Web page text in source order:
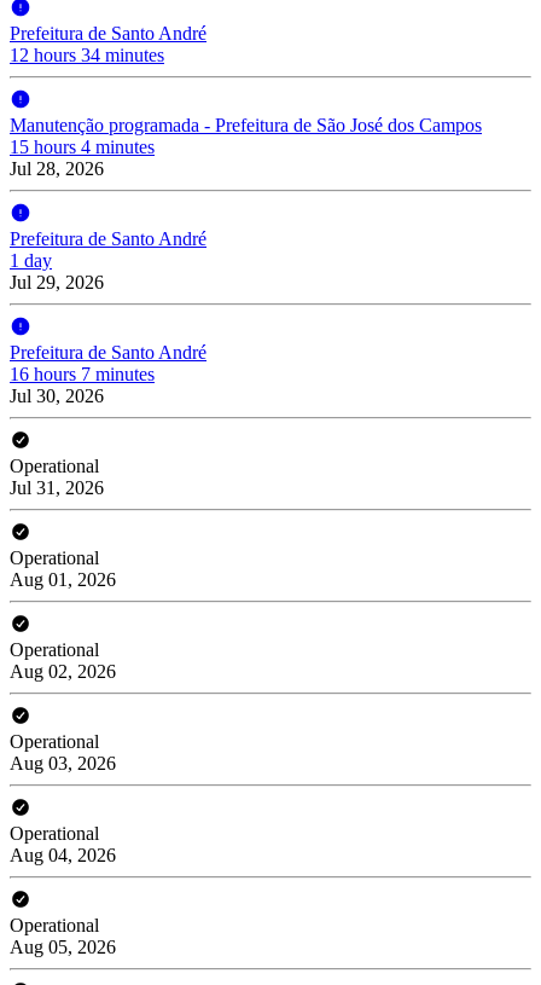
Prefeitura de Santo André
12 hours 34 minutes
Manutenção programada - Prefeitura de São José dos Campos
15 hours 4 minutes
Jul 28, 2026
Prefeitura de Santo André
1 day
Jul 29, 2026
Prefeitura de Santo André
16 hours 7 minutes
Jul 30, 2026
Operational
Jul 31, 2026
Operational
Aug 01, 2026
Operational
Aug 02, 2026
Operational
Aug 03, 2026
Operational
Aug 04, 2026
Operational
Aug 05, 2026